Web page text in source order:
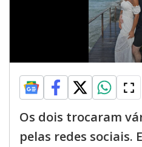
Os dois trocaram
pelas redes sociais.